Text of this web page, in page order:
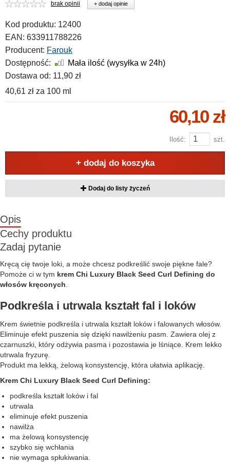
brak opinii + dodaj opinie
Kod produktu: 12400
EAN: 633911788226
Producent: Farouk
Dostępność:
Mała ilość (wysyłka w 24h)
Dostawa od: 11,90 zł
40,61 zł za 100 ml
60,10 zł
Ilość: szt.
+ dodaj do koszyka
Dodaj do listy życzeń
Opis
Cechy produktu
Zadaj pytanie
Kręcą cię twoje loki, a może chcesz podkreślić swoje piękne fale?
Pomoże ci w tym krem Chi Luxury Black Seed Curl Defining do
włosów kręconych
Podkreśla i utrwala kształt fal i loków
Krem świetnie podkreśla i utrwala kształt loków i falowanych włosów.
Eliminuje efekt puszenia się dzięki nawilżeniu pasm. Zawiera olej z
czarnuszki, który odżywia pasma i pozostawia je lśniące. Krem lekko
utrwala fryzurę.
Produkt ma lekką, żelową konsystencję, która ułatwia aplikację.
Krem Chi Luxury Black Seed Curl Defining:
podkreśla kształt loków i fal
utrwala
eliminuje efekt puszenia
nawilża
ma żelową konsystencję
szybko się wchłania
nie wymaga spłukiwania.